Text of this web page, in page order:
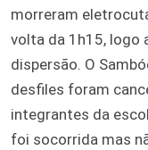
morreram
volta da 1h15, logo
dispersão. O
desfiles foram
integrantes da
foi socorrida mas